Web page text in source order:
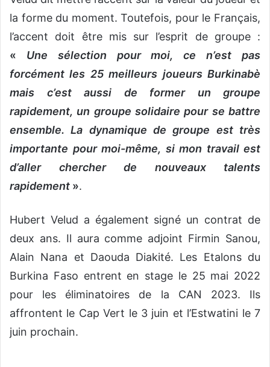
la forme du moment. Toutefois, pour le Français,
l’accent doit être mis sur l’esprit de groupe :
« Une sélection pour moi, ce n’est pas
forcément les 25 meilleurs joueurs Burkinabè
mais c’est aussi de former un groupe
rapidement, un groupe solidaire pour se battre
ensemble. La dynamique de groupe est très
importante pour moi-même, si mon travail est
d’aller chercher de nouveaux talents
rapidement ».
Hubert Velud a également signé un contrat de
deux ans. Il aura comme adjoint Firmin Sanou,
Alain Nana et Daouda Diakité. Les Etalons du
Burkina Faso entrent en stage le 25 mai 2022
pour les éliminatoires de la CAN 2023. Ils
affrontent le Cap Vert le 3 juin et l’Estwatini le 7
juin prochain.